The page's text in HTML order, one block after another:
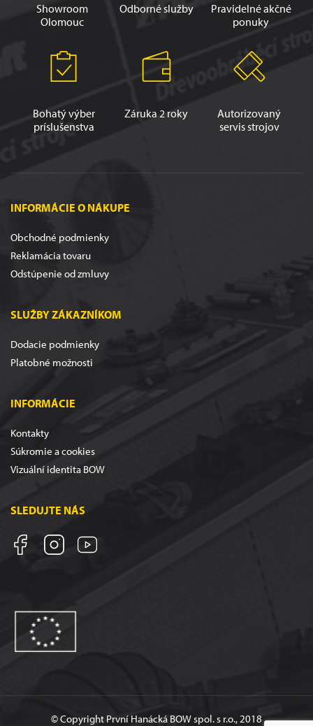
Showroom
Olomouc
Odborné služby
Pravidelné akčné
ponuky
Bohatý výber
príslušenstva
Záruka 2 roky
Autorizovaný
servis strojov
INFORMÁCIE O NÁKUPE
Obchodné podmienky
Reklamácia tovaru
Odstúpenie od zmluvy
SLUŽBY ZÁKAZNÍKOM
Dodacie podmienky
Platobné možnosti
INFORMÁCIE
Kontakty
Súkromie a cookies
Vizuální identita BOW
SLEDUJTE NÁS
© Copyright První Hanácká BOW spol. s r.o., 2018